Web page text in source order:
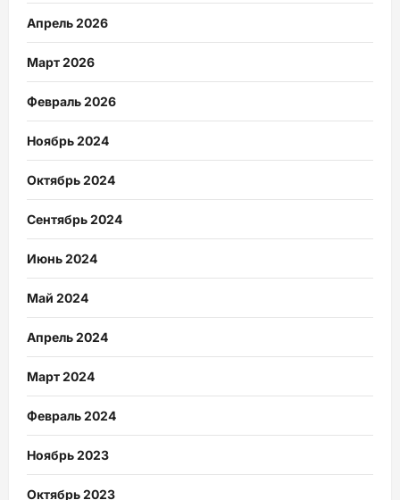
Апрель 2026
Март 2026
Февраль 2026
Ноябрь 2024
Октябрь 2024
Сентябрь 2024
Июнь 2024
Май 2024
Апрель 2024
Март 2024
Февраль 2024
Ноябрь 2023
Октябрь 2023